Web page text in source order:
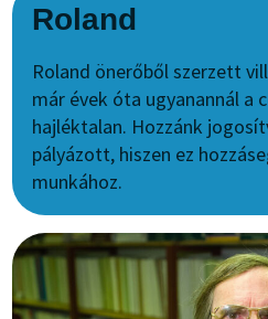
Roland
Roland önerőből szerzett
már évek óta ugyanannál a
hajléktalan. Hozzánk
pályázott, hiszen ez
munkához.